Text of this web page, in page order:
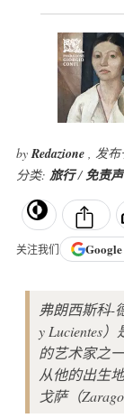
byRedazione , 发布
分类: 旅行/免责
关注我们 Google
弗朗西斯科-
y Lucientes
的艺术家之
从他的出生
戈萨（